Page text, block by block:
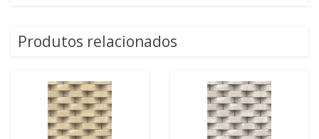
Produtos relacionados